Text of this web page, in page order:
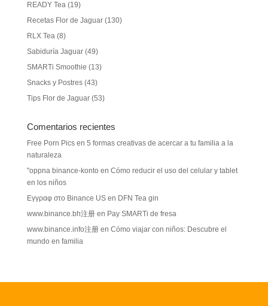
READY Tea(19)
Recetas Flor de Jaguar(130)
RLX Tea(8)
Sabiduría Jaguar(49)
SMARTi Smoothie (13)
Snacks y Postres(43)
Tips Flor de Jaguar(53)
Comentarios recientes
Free Porn Picsen 5 formas creativas de acercar a tu familia a la
naturaleza
"oppna binance-konto en Cómo reducir el uso del celular y tablet
en los niños
Εγγραφ στο Binance USen DFN Tea gin
www.binance.bh注册en Pay SMARTi de fresa
www.binance.info注册en Cómo viajar con niños: Descubre el
mundo en familia